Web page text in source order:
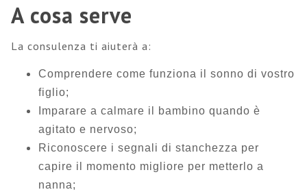
A cosa serve
La consulenza ti aiuterà a:
Comprendere come funziona il sonno di vostro
figlio;
Imparare a calmare il bambino quando è
agitato e nervoso;
Riconoscere i segnali di stanchezza per
capire il momento migliore per metterlo a
nanna;